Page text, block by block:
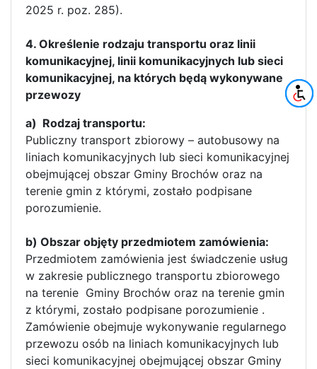
2025 r. poz. 285).
4. Określenie rodzaju transportu oraz linii
komunikacyjnej, linii komunikacyjnych lub sieci
komunikacyjnej, na których będą wykonywane
przewozy
a) Rodzaj transportu:
Publiczny transport zbiorowy – autobusowy na
liniach komunikacyjnych lub sieci komunikacyjnej
obejmującej obszar Gminy Brochów oraz na
terenie gmin z którymi, zostało podpisane
porozumienie.
b) Obszar objęty przedmiotem zamówienia:
Przedmiotem zamówienia jest świadczenie usług
w zakresie publicznego transportu zbiorowego
na terenie Gminy Brochów oraz na terenie gmin
z którymi, zostało podpisane porozumienie .
Zamówienie obejmuje wykonywanie regularnego
przewozu osób na liniach komunikacyjnych lub
sieci komunikacyjnej obejmującej obszar Gminy